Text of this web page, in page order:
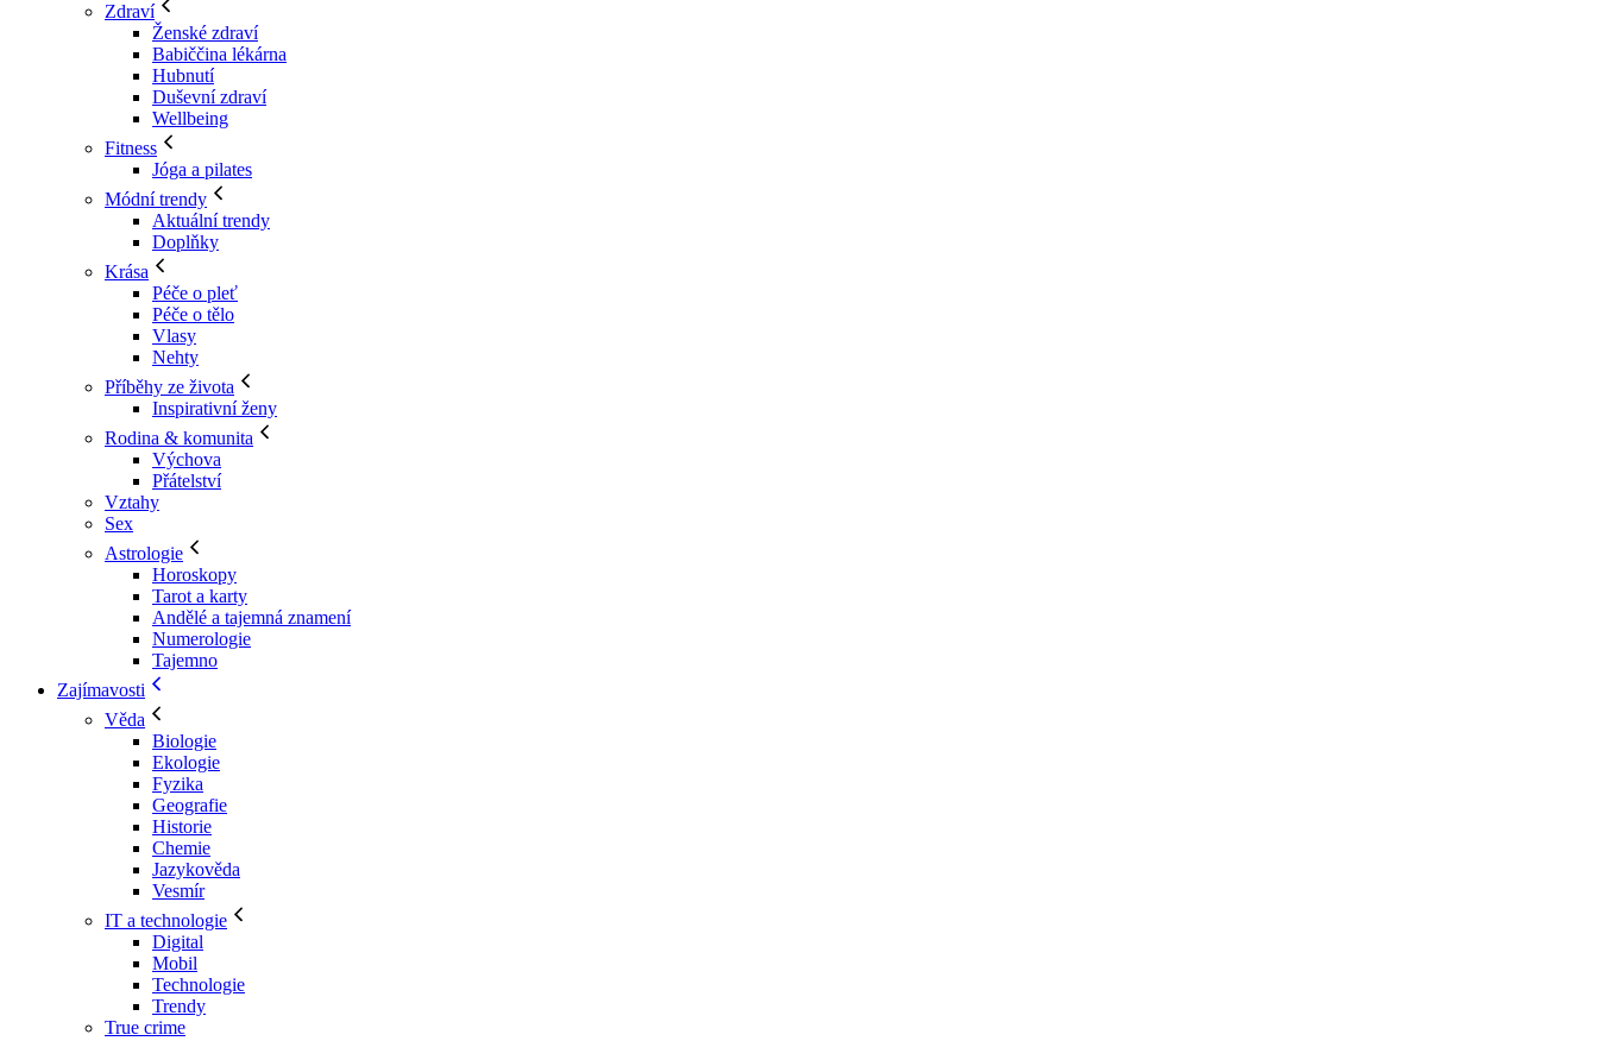
Zdraví
Ženské zdraví
Babiččina lékárna
Hubnutí
Duševní zdraví
Wellbeing
Fitness
Jóga a pilates
Módní trendy
Aktuální trendy
Doplňky
Krása
Péče o pleť
Péče o tělo
Vlasy
Nehty
Příběhy ze života
Inspirativní ženy
Rodina & komunita
Výchova
Přátelství
Vztahy
Sex
Astrologie
Horoskopy
Tarot a karty
Andělé a tajemná znamení
Numerologie
Tajemno
Zajímavosti
Věda
Biologie
Ekologie
Fyzika
Geografie
Historie
Chemie
Jazykověda
Vesmír
IT a technologie
Digital
Mobil
Technologie
Trendy
True crime